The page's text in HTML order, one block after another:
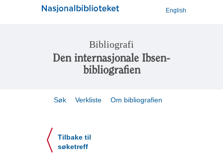
English
Bibliografi
Den internasjonale Ibsen-
bibliografien
Søk Verkliste Om bibliografien
Tilbake til
søketreff